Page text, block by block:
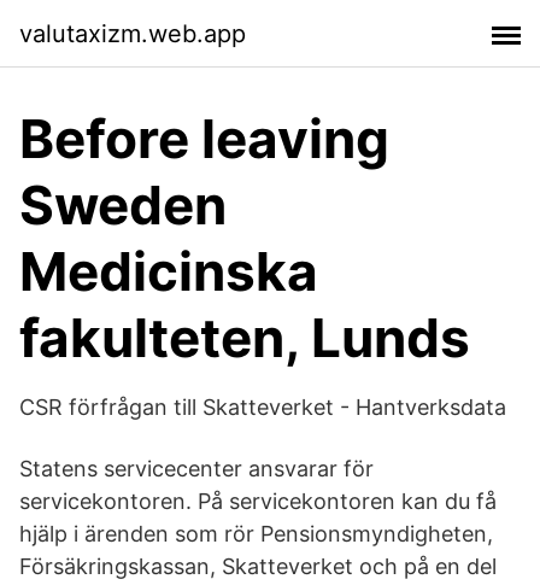
valutaxizm.web.app
Before leaving
Sweden
Medicinska
fakulteten, Lunds
CSR förfrågan till Skatteverket - Hantverksdata
Statens servicecenter ansvarar för
servicekontoren. På servicekontoren kan du få
hjälp i ärenden som rör Pensionsmyndigheten,
Försäkringskassan, Skatteverket och på en del